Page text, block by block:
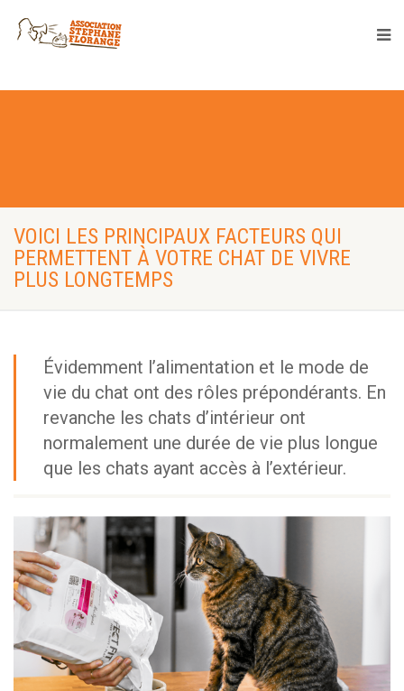
VOICI LES PRINCIPAUX FACTEURS QUI
PERMETTENT À VOTRE CHAT DE VIVRE
PLUS LONGTEMPS
Évidemment l’alimentation et le mode de
vie du chat ont des rôles prépondérants. En
revanche les chats d’intérieur ont
normalement une durée de vie plus longue
que les chats ayant accès à l’extérieur.